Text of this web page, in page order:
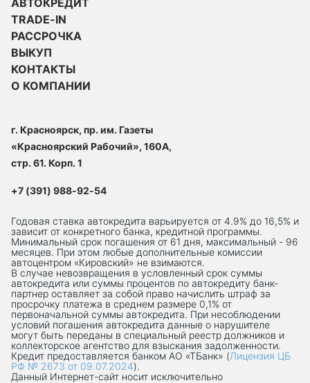
АВТОКРЕДИТ
TRADE-IN
РАССРОЧКА
ВЫКУП
КОНТАКТЫ
О КОМПАНИИ
г. Красноярск, пр. им. Газеты
«Красноярский Рабочий», 160А,
стр. 61. Корп. 1
+7 (391) 988-92-54
Годовая ставка автокредита варьируется от 4.9% до 16,5% и
зависит от конкретного банка, кредитной программы.
Минимальный срок погашения от 61 дня, максимальный - 96
месяцев. При этом любые дополнительные комиссии
автоцентром «Кировский» не взимаются.
В случае невозвращения в условленный срок суммы
автокредита или суммы процентов по автокредиту банк-
партнер оставляет за собой право начислить штраф за
просрочку платежа в среднем размере 0,1% от
первоначальной суммы автокредита. При несоблюдении
условий погашения автокредита данные о нарушителе
могут быть переданы в специальный реестр должников и
коллекторское агентство для взыскания задолженности.
Кредит предоставляется банком АО «ТБанк» (Лицензия ЦБ
РФ № 2673 от 09.07.2024).
Данный Интернет-сaйт носит исключительно